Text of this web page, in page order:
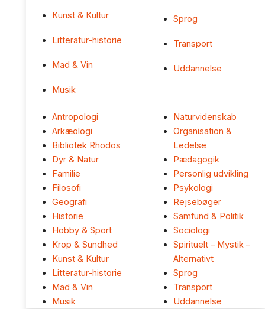
Kunst & Kultur
Litteratur-historie
Mad & Vin
Musik
Sprog
Transport
Uddannelse
Antropologi
Arkæologi
Bibliotek Rhodos
Dyr & Natur
Familie
Filosofi
Geografi
Historie
Hobby & Sport
Krop & Sundhed
Kunst & Kultur
Litteratur-historie
Mad & Vin
Musik
Naturvidenskab
Organisation &
Ledelse
Pædagogik
Personlig udvikling
Psykologi
Rejsebøger
Samfund & Politik
Sociologi
Spirituelt – Mystik –
Alternativt
Sprog
Transport
Uddannelse